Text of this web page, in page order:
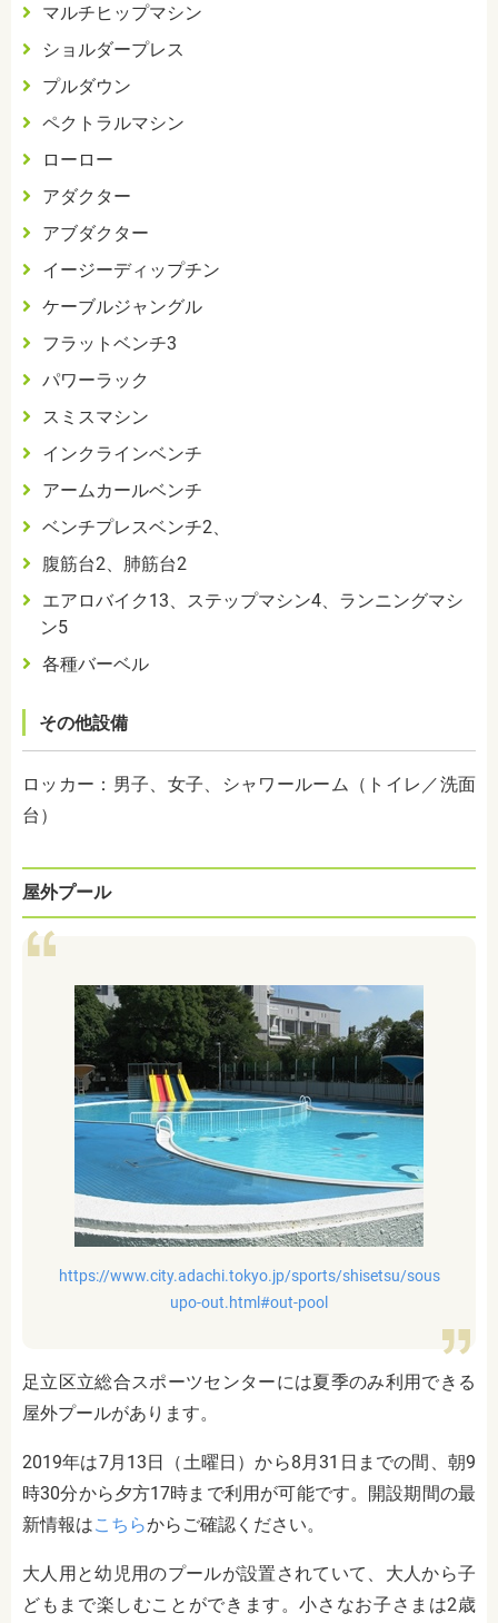
マルチヒップマシン
ショルダープレス
プルダウン
ペクトラルマシン
ローロー
アダクター
アブダクター
イージーディップチン
ケーブルジャングル
フラットベンチ3
パワーラック
スミスマシン
インクラインベンチ
アームカールベンチ
ベンチプレスベンチ2、
腹筋台2、肺筋台2
エアロバイク 13、ステップマシン4、ランニングマシ
ン5
各種バーベル
その他設備
ロッカー：男子、女子、シャワールーム（トイレ／洗面
台）
屋外プール
https://www.city.adachi.tokyo.jp/sports/shisetsu/sous
upo-out.html#out-pool
足立区立総合スポーツセンターには夏季のみ利用できる
屋外プールがあります。
2019年は7月13日（土曜日）から8月31日までの間、朝9
時30分から夕方17時まで利用が可能です。開設期間の最
新情報はこちらからご確認ください。
大人用と幼児用のプールが設置されていて、大人から子
どもまで楽しむことができます。小さなお子さまは2歳